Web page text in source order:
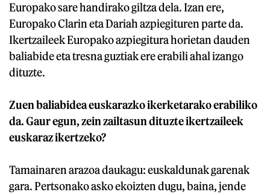
Europako sare handirako giltza dela. Izan ere,
Europako Clarin eta Dariah azpiegituren parte da.
Ikertzaileek Europako azpiegitura horietan dauden
baliabide eta tresna guztiak ere erabili ahal izango
dituzte.
Zuen baliabidea euskarazko ikerketarako erabiliko
da. Gaur egun, zein zailtasun dituzte ikertzaileek
euskaraz ikertzeko?
Tamainaren arazoa daukagu: euskaldunak garenak
gara. Pertsonako asko ekoizten dugu, baina, jende